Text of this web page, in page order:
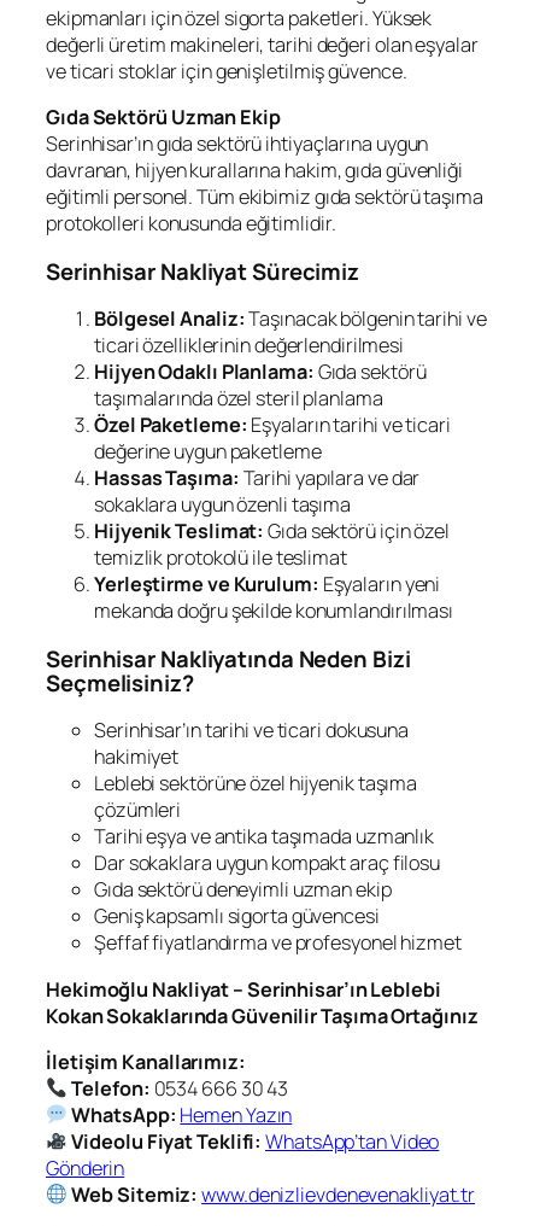
ekipmanları için özel sigorta paketleri. Yüksek
değerli üretim makineleri, tarihi değeri olan eşyalar
ve ticari stoklar için genişletilmiş güvence.
Gıda Sektörü Uzman Ekip
Serinhisar’ın gıda sektörü ihtiyaçlarına uygun
davranan, hijyen kurallarına hakim, gıda güvenliği
eğitimli personel. Tüm ekibimiz gıda sektörü taşıma
protokolleri konusunda eğitimlidir.
Serinhisar Nakliyat Sürecimiz
Bölgesel Analiz:Taşınacak bölgenin tarihi ve
ticari özelliklerinin değerlendirilmesi
Hijyen Odaklı Planlama: Gıda sektörü
taşımalarında özel steril planlama
Özel Paketleme: Eşyaların tarihi ve ticari
değerine uygun paketleme
Hassas Taşıma: Tarihi yapılara ve dar
sokaklara uygun özenli taşıma
Hijyenik Teslimat: Gıda sektörü için özel
temizlik protokolü ile teslimat
Yerleştirme ve Kurulum: Eşyaların yeni
mekanda doğru şekilde konumlandırılması
Serinhisar Nakliyatında Neden Bizi
Seçmelisiniz?
Serinhisar’ın tarihi ve ticari dokusuna
hakimiyet
Leblebi sektörüne özel hijyenik taşıma
çözümleri
Tarihi eşya ve antika taşımada uzmanlık
Dar sokaklara uygun kompakt araç filosu
Gıda sektörü deneyimli uzman ekip
Geniş kapsamlı sigorta güvencesi
Şeffaf fiyatlandırma ve profesyonel hizmet
Hekimoğlu Nakliyat – Serinhisar’ın Leblebi
Kokan Sokaklarında Güvenilir Taşıma Ortağınız
İletişim Kanallarımız:
Telefon: 0534 666 30 43
WhatsApp: Hemen Yazın
Videolu Fiyat Teklifi: WhatsApp’tan Video
Gönderin
Web Sitemiz: www.denizlievdenevenakliyat.tr